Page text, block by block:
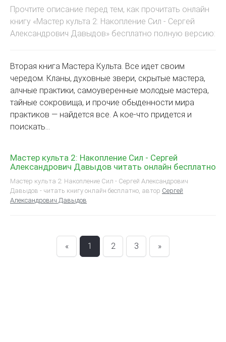
Прочтите описание перед тем, как прочитать онлайн
книгу «Мастер культа 2: Накопление Сил - Сергей
Александрович Давыдов» бесплатно полную версию:
Вторая книга Мастера Культа. Все идет своим
чередом. Кланы, духовные звери, скрытые мастера,
алчные практики, самоуверенные молодые мастера,
тайные сокровища, и прочие обыденности мира
практиков — найдется все. А кое-что придется и
поискать…
Мастер культа 2: Накопление Сил - Сергей
Александрович Давыдов читать онлайн бесплатно
Мастер культа 2: Накопление Сил - Сергей Александрович
Давыдов - читать книгу онлайн бесплатно, автор Сергей
Александрович Давыдов
« 1 2 3 »